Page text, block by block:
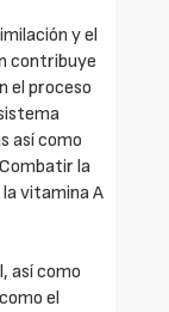
y el
contribuye
el proceso
así como
la
vitamina A
así como
el